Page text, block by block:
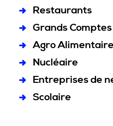
Restaurants
Grands Comptes
Agro Alimentaire
Nucléaire
Entreprises de
Scolaire